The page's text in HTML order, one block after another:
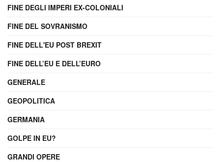
FINE DEGLI IMPERI EX-COLONIALI
FINE DEL SOVRANISMO
FINE DELL'EU POST BREXIT
FINE DELL’EU E DELL’EURO
GENERALE
GEOPOLITICA
GERMANIA
GOLPE IN EU?
GRANDI OPERE